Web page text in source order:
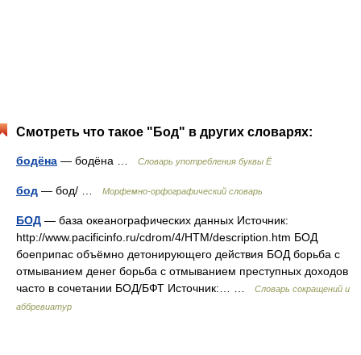
Смотреть что такое "Бод" в других словарях:
бодёна — бодёна … Словарь употребления буквы Ё
бод — бод/ … Морфемно-орфографический словарь
БОД — база океанографических данных Источник:
http://www.pacificinfo.ru/cdrom/4/HTM/description.htm БОД
боеприпас объёмно детонирующего действия БОД борьба с
отмыванием денег борьба с отмыванием преступных доходов
часто в сочетании БОД/БФТ Источник:… …
Словарь сокращений и
аббревиатур